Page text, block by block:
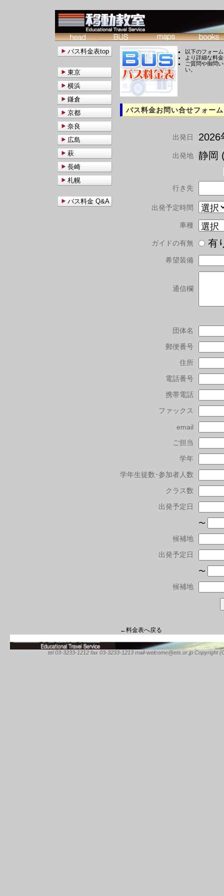
以下のフォー
より詳細な料
ご質問や御問
い。
バス料金お問い合せフォーム
出発日 2026
出発地 静岡
行き先
出発予定時間
車種
ガイドの有無
希望装備
通信欄
団体名
郵便番号
住所
電話番号
携帯電話
ファックス
email
ご担当
学年
学年生徒数･参加者人数
クラス数
出発予定日
〜
候補地
出発予定日
〜
候補地
←料金表へ戻る
バス料金表top
東京
横浜
鎌倉
京都
奈良
広島
萩
長崎
札幌
バス料金 Q&A
tel 03-3233-1212 fax 03-3233-1213 mail-welcome@ets.or.jp Copyright